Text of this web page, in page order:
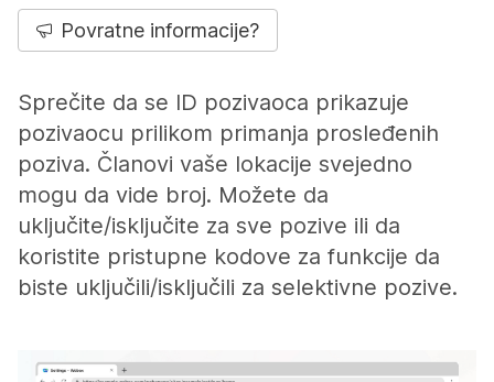
Povratne informacije?
Sprečite da se ID pozivaoca prikazuje
pozivaocu prilikom primanja prosleđenih
poziva. Članovi vaše lokacije svejedno
mogu da vide broj. Možete da
uključite/isključite za sve pozive ili da
koristite pristupne kodove za funkcije da
biste uključili/isključili za selektivne pozive.